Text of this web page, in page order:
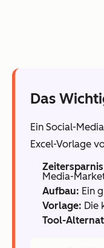
Das
Ein Social-
Excel-Vorlage
Media-
Aufbau: Ein
Vorlage: Die
Tool-